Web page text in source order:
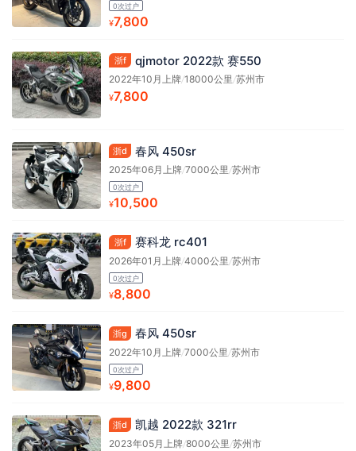
0次过户
¥7,800
浙f qjmotor 2022款 赛550
2022年10月上牌/18000公里/苏州市
¥7,800
浙d 春风 450sr
2025年06月上牌/7000公里/苏州市
0次过户
¥10,500
浙f 赛科龙 rc401
2026年01月上牌/4000公里/苏州市
0次过户
¥8,800
浙g 春风 450sr
2022年10月上牌/7000公里/苏州市
0次过户
¥9,800
浙d 凯越 2022款 321rr
2023年05月上牌/8000公里/苏州市